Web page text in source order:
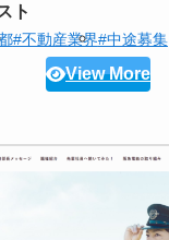
ト
#不動産業界#中途募集
View More